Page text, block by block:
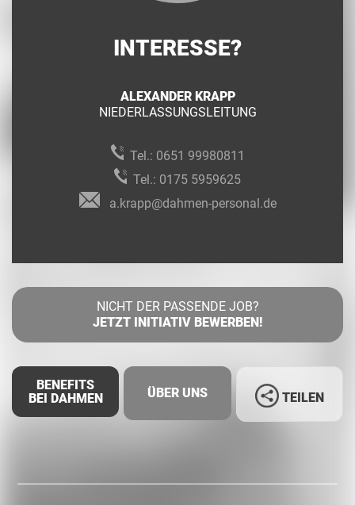
INTERESSE?
ALEXANDER KRAPP
NIEDERLASSUNGSLEITUNG
Tel.: 0651 99980811
Tel.: 0175 5959625
a.krapp@dahmen-personal.de
NICHT DER PASSENDE JOB?
JETZT INITIATIV BEWERBEN!
BENEFITS
BEI DAHMEN
ÜBER UNS TEILEN